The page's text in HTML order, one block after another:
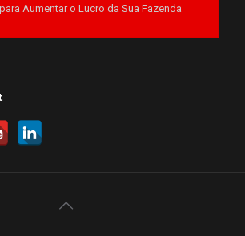
Aumentar o Lucro da Sua Fazenda